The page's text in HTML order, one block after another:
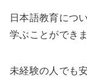
日本語教育につ
学ぶことができ
未経験の人でも